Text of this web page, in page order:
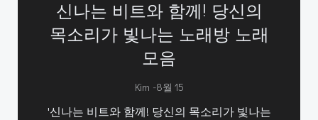
신나는 비트와 함께! 당신의
목소리가 빛나는 노래방 노래
모음
Kim -8월 15
'신나는 비트와 함께! 당신의 목소리가 빛나는